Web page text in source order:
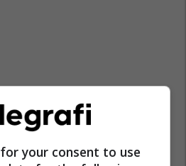
your consent to use